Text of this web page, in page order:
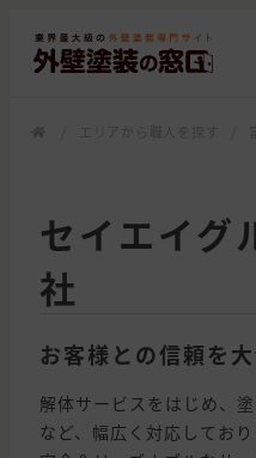
セイエイグ
社
お客様との信頼を大
解体サービスをはじめ、
など、幅広く対応してお